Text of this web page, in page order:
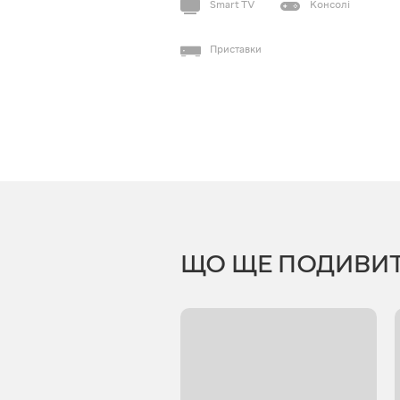
Smart TV Консолі
Приставки
ЩО ЩЕ